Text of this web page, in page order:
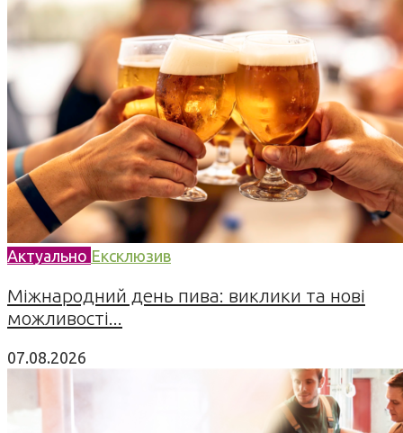
Актуально Ексклюзив
Міжнародний день пива: виклики та нові
можливості...
07.08.2026